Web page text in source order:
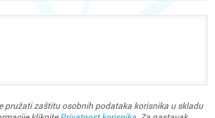
pružati zaštitu osobnih podataka korisnika u skladu